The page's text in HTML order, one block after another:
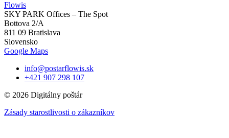
Flowis
SKY PARK Offices – The Spot
Bottova 2/A
811 09 Bratislava
Slovensko
Google Maps
info@postarflowis.sk
+421 907 298 107
© 2026 Digitálny poštár
Zásady starostlivosti o zákazníkov